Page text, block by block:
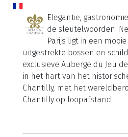
Elegantie,
de sleutelwoorden.
Parijs ligt in een
uitgestrekte bossen en
exclusieve Auberge du Jeu
in het hart van het
Chantilly, met het
Chantilly op loopafstand.